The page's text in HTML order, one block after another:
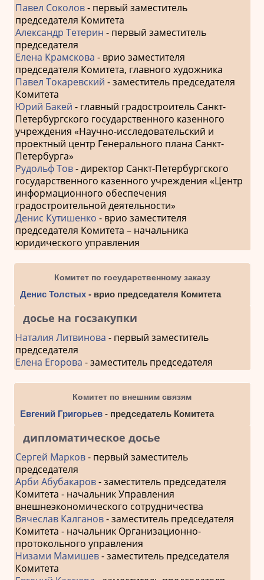
Павел Соколов- первый заместитель
председателя Комитета
Александр Тетерин - первый заместитель
председателя
Елена Крамскова - врио заместителя
председателя Комитета, главного художника
Павел Токаревский - заместитель председателя
Комитета
Юрий Бакей - главный градостроитель Санкт-
Петербургского государственного казенного
учреждения «Научно-исследовательский и
проектный центр Генерального плана Санкт-
Петербурга»
Рудольф Тов- директор Санкт-Петербургского
государственного казенного учреждения «Центр
информационного обеспечения
градостроительной деятельности»
Денис Кутишенко - врио заместителя
председателя Комитета – начальника
юридического управления
Комитет по государственному заказу
Денис Толстых- врио председателя Комитета
досье на госзакупки
Наталия Литвинова - первый заместитель
председателя
Елена Егорова - заместитель председателя
Комитет по внешним связям
Евгений Григорьев- председатель Комитета
дипломатическое досье
Сергей Марков- первый заместитель
председателя
Арби Абубакаров- заместитель председателя
Комитета - начальник Управления
внешнеэкономического сотрудничества
Вячеслав Калганов- заместитель председателя
Комитета - начальник Организационно-
протокольного управления
Низами Мамишев- заместитель председателя
Комитета